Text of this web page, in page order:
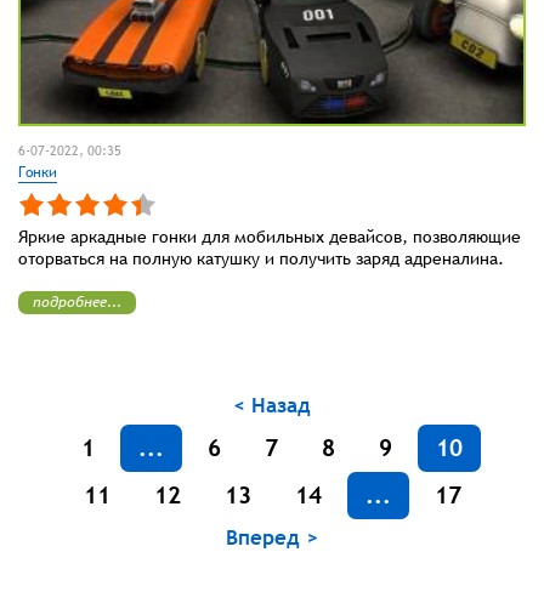
6-07-2022, 00:35
Гонки
Яркие аркадные гонки для мобильных девайсов, позволяющие
оторваться на полную катушку и получить заряд адреналина.
подробнее...
< Назад
1 ... 6 7 8 9
10
11
12 13 14 ... 17
Вперед >